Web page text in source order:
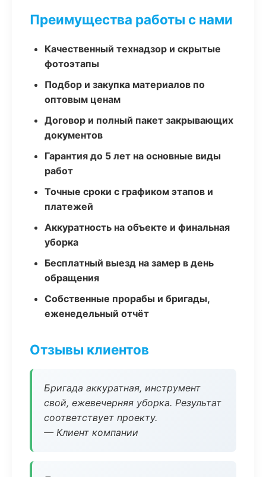
Преимущества работы с нами
Качественный технадзор и скрытые
фотоэтапы
Подбор и закупка материалов по
оптовым ценам
Договор и полный пакет закрывающих
документов
Гарантия до 5 лет на основные виды
работ
Точные сроки с графиком этапов и
платежей
Аккуратность на объекте и финальная
уборка
Бесплатный выезд на замер в день
обращения
Собственные прорабы и бригады,
еженедельный отчёт
Отзывы клиентов
Бригада аккуратная, инструмент
свой, ежевечерняя уборка. Результат
соответствует проекту.
— Клиент компании